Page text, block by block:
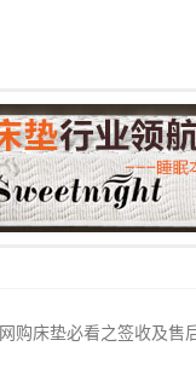
网购床垫必看之签收及售